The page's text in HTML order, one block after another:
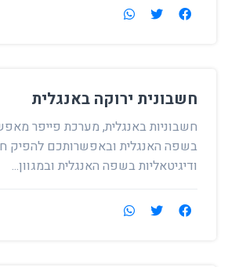
חשבונית ירוקה באנגלית
חשבוניות באנגלית, מערכת פייפר
בשפה האנגלית ובאפשרותכם להפיק
ודיגיטאליות בשפה האנגלית ובמגוון...